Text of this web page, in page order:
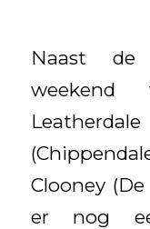
Naast de
weekend
Clooney
er nog